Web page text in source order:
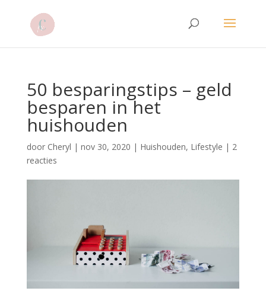
50 besparingstips – geld
besparen in het
huishouden
door Cheryl | nov 30, 2020 | Huishouden, Lifestyle | 2
reacties